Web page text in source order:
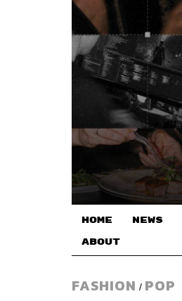
HOME NEWS
ABOUT
FASHION / POP